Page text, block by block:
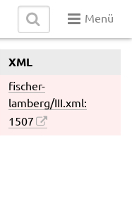
Menü
XML
fischer-
lamberg/III.xml:
1507